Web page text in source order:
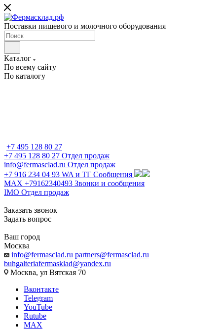
Поставки пищевого и молочного оборудования
Каталог
По всему сайту
По каталогу
+7 495 128 80 27
+7 495 128 80 27 Отдел продаж
info@fermasclad.ru Отдел продаж
+7 916 234 04 93 WA и ТГ Сообщения
MAX +79162340493 Звонки и сообщения
IMO Отдел продаж
Заказать звонок
Задать вопрос
Ваш город
Москва
info@fermasclad.ru partners@fermasclad.ru
buhgalteriafermasklad@yandex.ru
Москва, ул Вятская 70
Вконтакте
Telegram
YouTube
Rutube
MAX